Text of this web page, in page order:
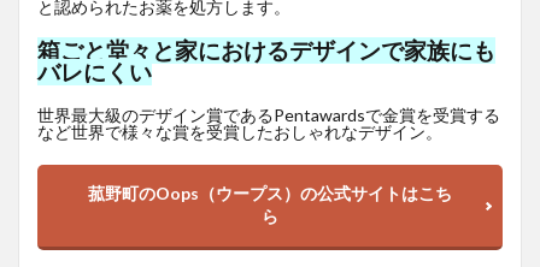
と認められたお薬を処方します。
箱ごと堂々と家におけるデザインで家族にも
バレにくい
世界最大級のデザイン賞であるPentawardsで金賞を受賞する
など世界で様々な賞を受賞したおしゃれなデザイン。
菰野町のOops（ウープス）の公式サイトはこち
ら